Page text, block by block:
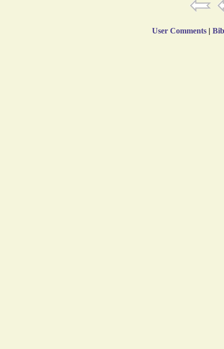
User Comments |